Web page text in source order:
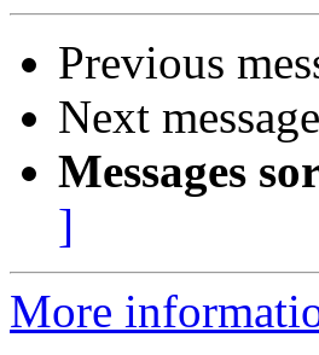
Previous
Next
Messages
]
More